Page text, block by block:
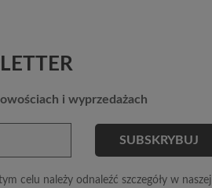
i wyprzedażach
celu należy odnaleźć szczegóły w naszej